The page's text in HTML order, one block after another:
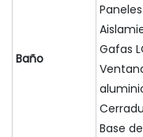
Baño
Gafas
Base